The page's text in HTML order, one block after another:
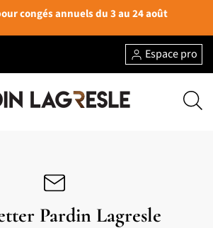
congés annuels du 3 au 24 août
Espace pro
Pardin Lagresle